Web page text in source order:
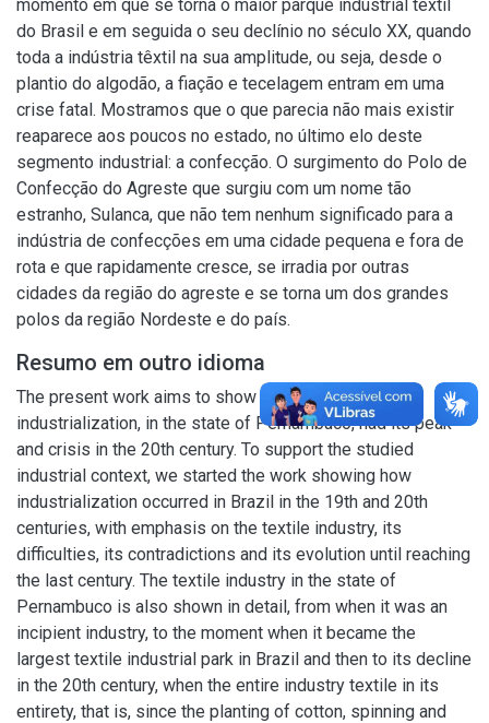
momento em que se torna o maior parque industrial têxtil
do Brasil e em seguida o seu declínio no século XX, quando
toda a indústria têxtil na sua amplitude, ou seja, desde o
plantio do algodão, a fiação e tecelagem entram em uma
crise fatal. Mostramos que o que parecia não mais existir
reaparece aos poucos no estado, no último elo deste
segmento industrial: a confecção. O surgimento do Polo de
Confecção do Agreste que surgiu com um nome tão
estranho, Sulanca, que não tem nenhum significado para a
indústria de confecções em uma cidade pequena e fora de
rota e que rapidamente cresce, se irradia por outras
cidades da região do agreste e se torna um dos grandes
polos da região Nordeste e do país.
Resumo em outro idioma
The present work aims to show how textile
industrialization, in the state of Pernambuco, had its peak
and crisis in the 20th century. To support the studied
industrial context, we started the work showing how
industrialization occurred in Brazil in the 19th and 20th
centuries, with emphasis on the textile industry, its
difficulties, its contradictions and its evolution until reaching
the last century. The textile industry in the state of
Pernambuco is also shown in detail, from when it was an
incipient industry, to the moment when it became the
largest textile industrial park in Brazil and then to its decline
in the 20th century, when the entire industry textile in its
entirety, that is, since the planting of cotton, spinning and